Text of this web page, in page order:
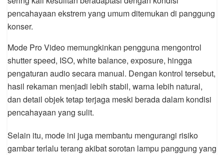
pencahayaan ekstrem yang umum ditemukan di panggung
konser.
Mode Pro Video memungkinkan pengguna mengontrol
shutter speed, ISO, white balance, exposure, hingga
pengaturan audio secara manual. Dengan kontrol tersebut,
hasil rekaman menjadi lebih stabil, warna lebih natural,
dan detail objek tetap terjaga meski berada dalam kondisi
pencahayaan yang sulit.
Selain itu, mode ini juga membantu mengurangi risiko
gambar terlalu terang akibat sorotan lampu panggung yang